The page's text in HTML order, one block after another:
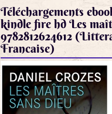
Téléchargements
kindle fire hd Les
9782812624612
Francaise)